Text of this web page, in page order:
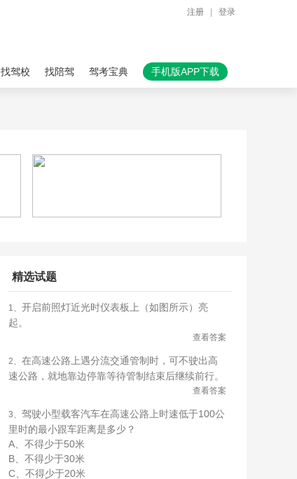
注册 登录
找驾校 找陪驾 驾考宝典 手机版APP下载
精选试题
1、 开启前照灯近光时仪表板上（如图所示）亮
起。
查看答案
2、 在高速公路上遇分流交通管制时，可不驶出高
速公路，就地靠边停靠等待管制结束后继续前行。
查看答案
3、 驾驶小型载客汽车在高速公路上时速低于100公
里时的最小跟车距离是多少？
A、不得少于50米
B、不得少于30米
C、不得少于20米